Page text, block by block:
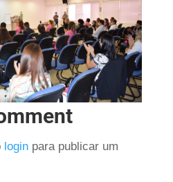
loginpara publicar um